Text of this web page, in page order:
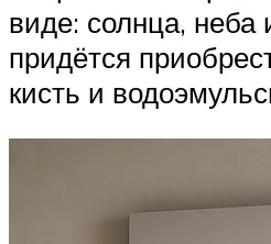
виде: солнца, неба
придётся
кисть и